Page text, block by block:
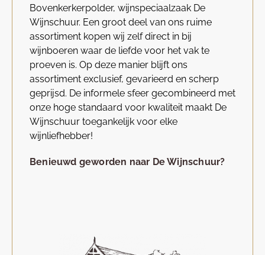
Bovenkerkerpolder, wijnspeciaalzaak De
Wijnschuur. Een groot deel van ons ruime
assortiment kopen wij zelf direct in bij
wijnboeren waar de liefde voor het vak te
proeven is. Op deze manier blijft ons
assortiment exclusief, gevarieerd en scherp
geprijsd. De informele sfeer gecombineerd met
onze hoge standaard voor kwaliteit maakt De
Wijnschuur toegankelijk voor elke
wijnliefhebber!
Benieuwd geworden naar De Wijnschuur?